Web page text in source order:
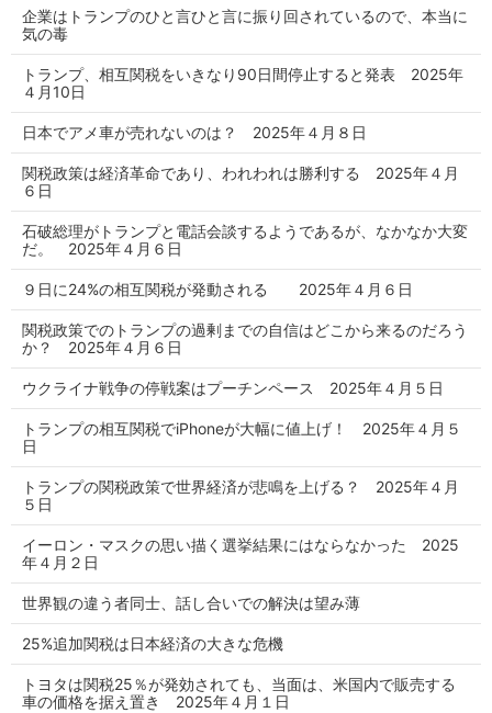
企業はトランプのひと言ひと言に振り回されているので、本当に
気の毒
トランプ、相互関税をいきなり90日間停止すると発表 2025年
４月10日
日本でアメ車が売れないのは？ 2025年４月８日
関税政策は経済革命であり、われわれは勝利する 2025年４月
６日
石破総理がトランプと電話会談するようであるが、なかなか大変
だ。 2025年４月６日
９日に24%の相互関税が発動される 2025年４月６日
関税政策でのトランプの過剰までの自信はどこから来るのだろう
か？ 2025年４月６日
ウクライナ戦争の停戦案はプーチンペース 2025年４月５日
トランプの相互関税でiPhoneが大幅に値上げ！ 2025年４月５
日
トランプの関税政策で世界経済が悲鳴を上げる？ 2025年４月
５日
イーロン・マスクの思い描く選挙結果にはならなかった 2025
年４月２日
世界観の違う者同士、話し合いでの解決は望み薄
25%追加関税は日本経済の大きな危機
トヨタは関税25％が発効されても、当面は、米国内で販売する
車の価格を据え置き 2025年４月１日